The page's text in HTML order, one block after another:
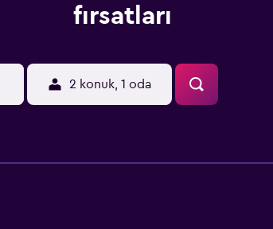
fırsatları
2 konuk, 1 oda